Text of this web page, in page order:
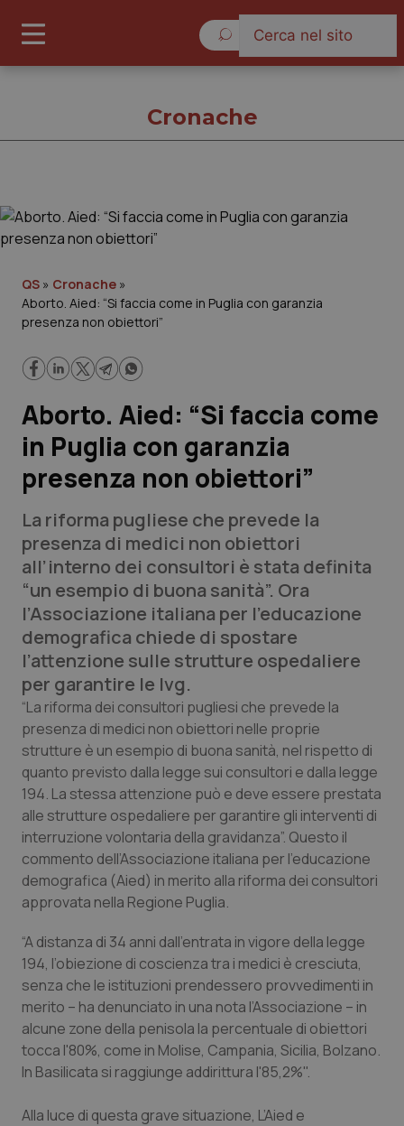
Governo e Parlamento
Regioni e Asl
Lavoro e Professioni
Scienza e Farmaci
Studi e Analisi
Lettere al direttore
Edizioni Regionali
QS Pro
Professionisti Sanitari.AI
Abruzzo
Basilicata
Calabria
Campania
Emilia-Romagna
Friuli Venezia Giulia
Lazio
Liguria
Lombardia
QS Pro Gold
Artrite & artrosi
Asma & BPCO
Car-T
Colesterolo & coronaropatie
Dermatite Atopica
Diabete & glucometri
Disturbi dell’umore
Dolore
QS Club Newsletter
Cronache
QS » Cronache »
Aborto. Aied: “Si faccia come in Puglia con garanzia
presenza non obiettori”
Aborto. Aied: “Si faccia come
in Puglia con garanzia
presenza non obiettori”
La riforma pugliese che prevede la
presenza di medici non obiettori
all’interno dei consultori è stata definita
“un esempio di buona sanità”. Ora
l’Associazione italiana per l’educazione
demografica chiede di spostare
l’attenzione sulle strutture ospedaliere
per garantire le Ivg.
“La riforma dei consultori pugliesi che prevede la
presenza di medici non obiettori nelle proprie
strutture è un esempio di buona sanità, nel rispetto di
quanto previsto dalla legge sui consultori e dalla legge
194. La stessa attenzione può e deve essere prestata
alle strutture ospedaliere per garantire gli interventi di
interruzione volontaria della gravidanza”. Questo il
commento dell’Associazione italiana per l’educazione
demografica (Aied) in merito alla riforma dei consultori
approvata nella Regione Puglia.
“A distanza di 34 anni dall’entrata in vigore della legge
194, l’obiezione di coscienza tra i medici è cresciuta,
senza che le istituzioni prendessero provvedimenti in
merito – ha denunciato in una nota l’Associazione – in
alcune zone della penisola la percentuale di obiettori
tocca l'80%, come in Molise, Campania, Sicilia, Bolzano.
In Basilicata si raggiunge addirittura l'85,2%".
Alla luce di questa grave situazione, L’Aied e